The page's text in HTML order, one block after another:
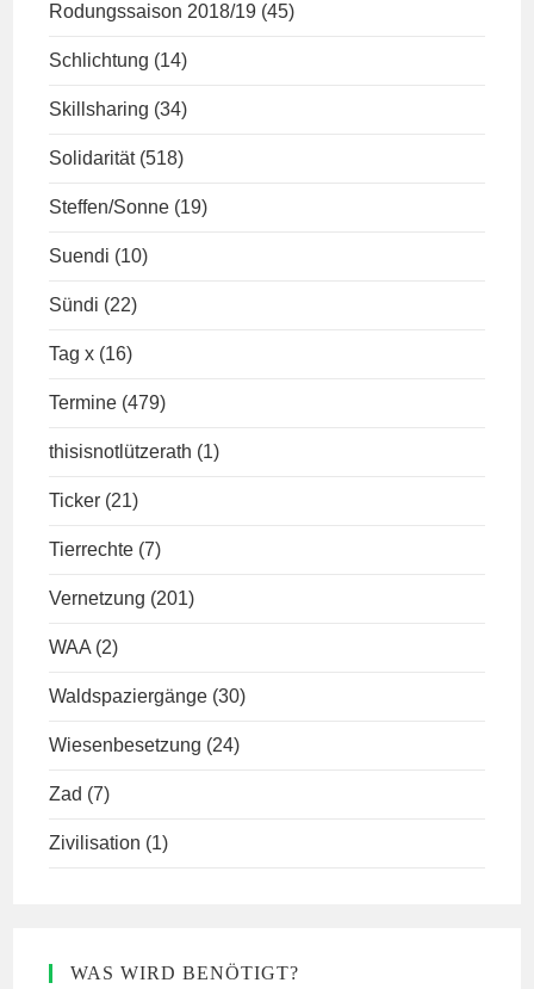
Rodungssaison 2018/19 (45)
Schlichtung (14)
Skillsharing (34)
Solidarität (518)
Steffen/Sonne (19)
Suendi (10)
Sündi (22)
Tag x (16)
Termine (479)
thisisnotlützerath (1)
Ticker (21)
Tierrechte (7)
Vernetzung (201)
WAA (2)
Waldspaziergänge (30)
Wiesenbesetzung (24)
Zad (7)
Zivilisation (1)
WAS WIRD BENÖTIGT?